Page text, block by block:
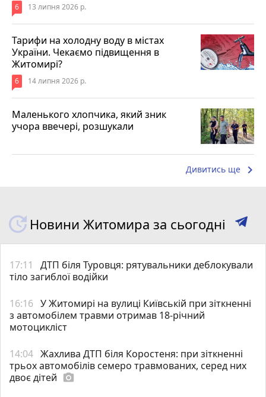
6 13 липня 2026 р.
Тарифи на холодну воду в містах
України. Чекаємо підвищення в
Житомирі?
6 14 липня 2026 р.
Маленького хлопчика, який зник
учора ввечері, розшукали
Дивитись ще keyboard_arrow_right
Новини Житомира за сьогодні
17:11
ДТП біля Туровця: рятувальники деблокували
тіло загиблої водійки
16:16 У Житомирі на вулиці Київській при зіткненні
з автомобілем травми отримав 18-річний
мотоцикліст
14:04 Жахлива ДТП біля Коростеня: при зіткненні
трьох автомобілів семеро травмованих, серед них
двоє дітей photo_camera